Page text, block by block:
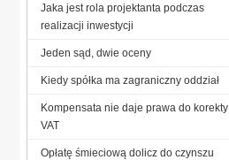
Jaka jest rola projektanta podczas
realizacji inwestycji
Jeden sąd, dwie oceny
Kiedy spółka ma zagraniczny oddział
Kompensata nie daje prawa do korekty
VAT
Opłatę śmieciową dolicz do czynszu